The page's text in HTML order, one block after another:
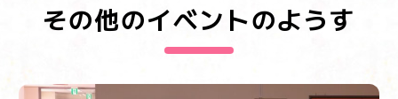
その他のイベントのようす